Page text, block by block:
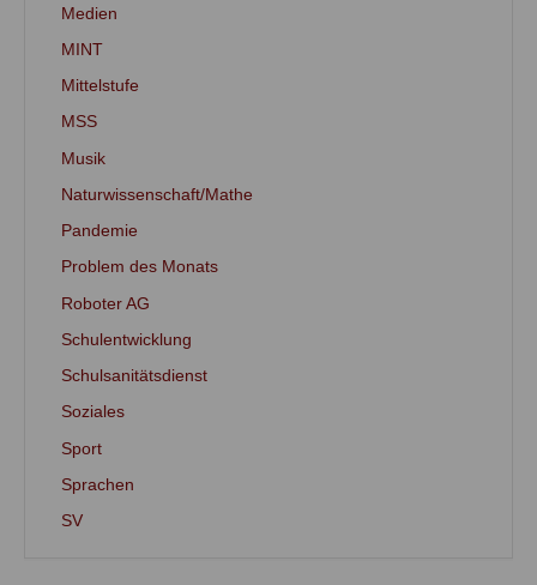
Medien
MINT
Mittelstufe
MSS
Musik
Naturwissenschaft/Mathe
Pandemie
Problem des Monats
Roboter AG
Schulentwicklung
Schulsanitätsdienst
Soziales
Sport
Sprachen
SV